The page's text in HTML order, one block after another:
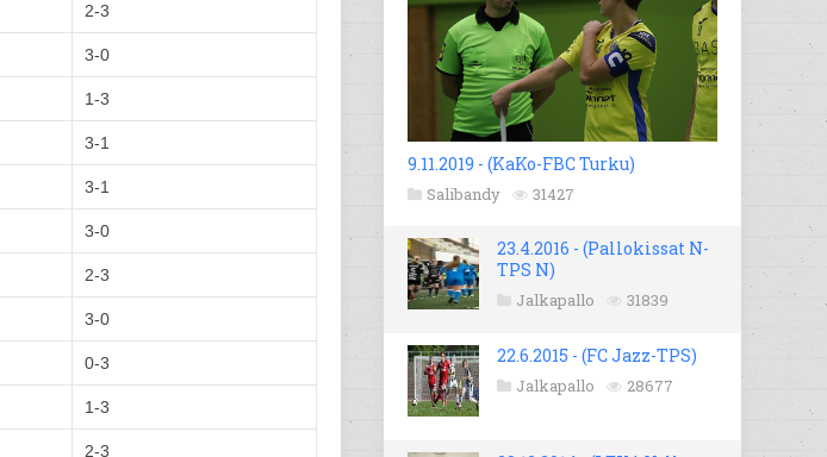
2-3
3-0
1-3
3-1
3-1
3-0
2-3
3-0
0-3
1-3
2-3
9.11.2019 - (KaKo-FBC Turku)
Salibandy 31427
23.4.2016 - (Pallokissat N-
TPS N)
Jalkapallo 31839
22.6.2015 - (FC Jazz-TPS)
Jalkapallo 28677